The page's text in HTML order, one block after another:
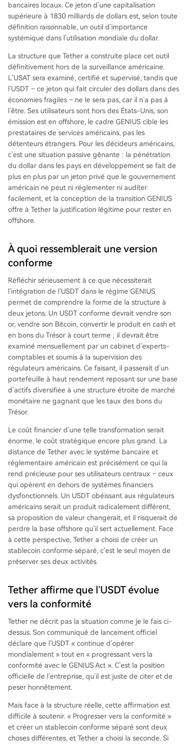
bancaires locaux. Ce jeton d’une capitalisation
supérieure à 1830 milliards de dollars est, selon toute
définition raisonnable, un outil d’importance
systémique dans l’utilisation mondiale du dollar.
La structure que Tether a construite place cet outil
définitivement hors de la surveillance américaine.
L’USAT sera examiné, certifié et supervisé, tandis que
l’USDT – ce jeton qui fait circuler des dollars dans des
économies fragiles – ne le sera pas, car il n’a pas à
l’être. Ses utilisateurs sont hors des États-Unis, son
émission est en offshore, le cadre GENIUS cible les
prestataires de services américains, pas les
détenteurs étrangers. Pour les décideurs américains,
c’est une situation passive gênante : la pénétration
du dollar dans les pays en développement se fait de
plus en plus par un jeton privé que le gouvernement
américain ne peut ni réglementer ni auditer
facilement, et la conception de la transition GENIUS
offre à Tether la justification légitime pour rester en
offshore.
À quoi ressemblerait une version
conforme
Réfléchir sérieusement à ce que nécessiterait
l’intégration de l’USDT dans le régime GENIUS
permet de comprendre la forme de la structure à
deux jetons. Un USDT conforme devrait vendre son
or, vendre son Bitcoin, convertir le produit en cash et
en bons du Trésor à court terme ; il devrait être
examiné mensuellement par un cabinet d’experts-
comptables et soumis à la supervision des
régulateurs américains. Ce faisant, il passerait d’un
portefeuille à haut rendement reposant sur une base
d’actifs diversifiée à une structure étroite de marché
monétaire ne gagnant que les taux des bons du
Trésor.
Le coût financier d’une telle transformation serait
énorme, le coût stratégique encore plus grand. La
distance de Tether avec le système bancaire et
réglementaire américain est précisément ce qui la
rend précieuse pour ses utilisateurs centraux – ceux
qui opèrent en dehors de systèmes financiers
dysfonctionnels. Un USDT obéissant aux régulateurs
américains serait un produit radicalement différent,
sa proposition de valeur changerait, et il risquerait de
perdre la base offshore qu’il sert actuellement. Face
à cette perspective, Tether a choisi de créer un
stablecoin conforme séparé, c’est le seul moyen de
préserver ses deux activités.
Tether affirme que l’USDT évolue
vers la conformité
Tether ne décrit pas la situation comme je le fais ci-
dessus. Son communiqué de lancement officiel
déclare que l’USDT « continue d’opérer
mondialement » tout en « progressant vers la
conformité avec le GENIUS Act ». C’est la position
officielle de l’entreprise, qu’il est juste de citer et de
peser honnêtement.
Mais face à la structure réelle, cette affirmation est
difficile à soutenir. « Progresser vers la conformité »
et créer un stablecoin conforme séparé sont deux
choses différentes, et Tether a choisi la seconde. Si